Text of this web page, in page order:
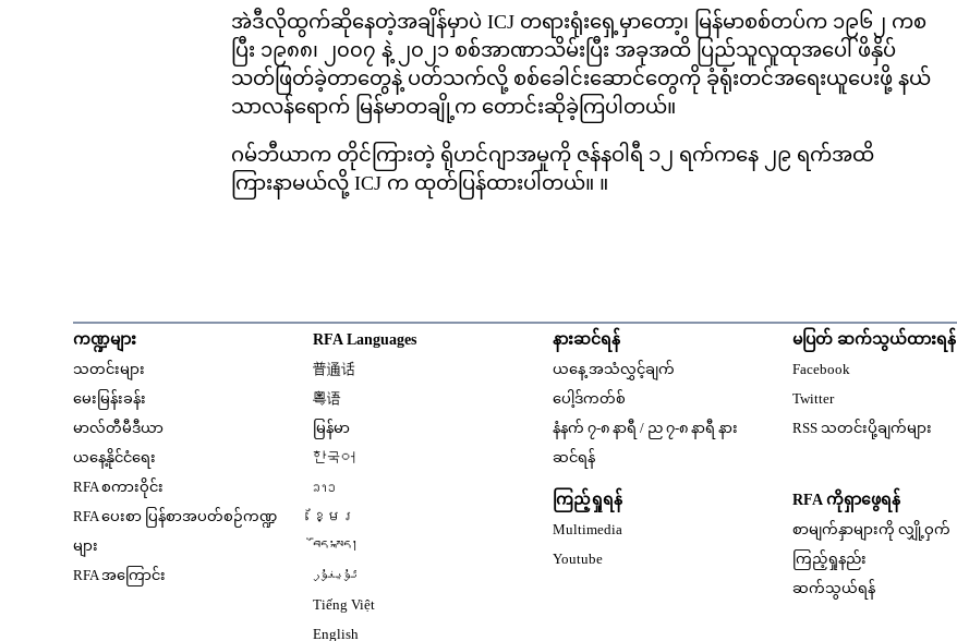
အဲဒီလိုထွက်ဆိုနေတဲ့အချိန်မှာပဲ ICJ တရားရုံးရှေ့မှာတော့၊ မြန်မာစစ်တပ်က ၁၉၆၂ ကစ
ပြီး ၁၉၈၈၊ ၂၀၀၇ နဲ့ ၂၀၂၁ စစ်အာဏာသိမ်းပြီး အခုအထိ ပြည်သူလူထုအပေါ် ဖိနှိပ်
သတ်ဖြတ်ခဲ့တာတွေနဲ့ ပတ်သက်လို့ စစ်ခေါင်းဆောင်တွေကို ခုံရုံးတင်အရေးယူပေးဖို့ နယ်
သာလန်ရောက် မြန်မာတချို့က တောင်းဆိုခဲ့ကြပါတယ်။
ဂမ်ဘီယာက တိုင်ကြားတဲ့ ရိုဟင်ဂျာအမှုကို ဇန်နဝါရီ ၁၂ ရက်ကနေ ၂၉ ရက်အထိ
ကြားနာမယ်လို့ ICJ က ထုတ်ပြန်ထားပါတယ်။ ။
ကဏ္ဍများ
သတင်းများ
မေးမြန်းခန်း
မာလ်တီမီဒီယာ
ယနေ့နိုင်ငံရေး
RFA စကားဝိုင်း
RFA ပေးစာ ပြန်စာအပတ်စဉ်ကဏ္ဍ
များ
RFA အကြောင်း
RFA Languages
普通话
粤语
မြန်မာ
한국어
ລາວ
ខ្មែរ
བོད་སྐད།
ئۇيغۇر
Tiếng Việt
English
နားဆင်ရန်
ယနေ့ အသံလွှင့်ချက်
ပေါ့ဒ်ကတ်စ်
နံနက် ၇-၈ နာရီ / ည ၇-၈ နာရီ နား
ဆင်ရန်
ကြည့်ရှုရန်
Multimedia
Youtube
မပြတ် ဆက်သွယ်ထားရန်
Facebook
Twitter
RSS သတင်းပို့ချက်များ
RFA ကိုရှာဖွေရန်
စာမျက်နှာများကို လျှို့ဝှက်
ကြည့်ရှုနည်း
ဆက်သွယ်ရန်